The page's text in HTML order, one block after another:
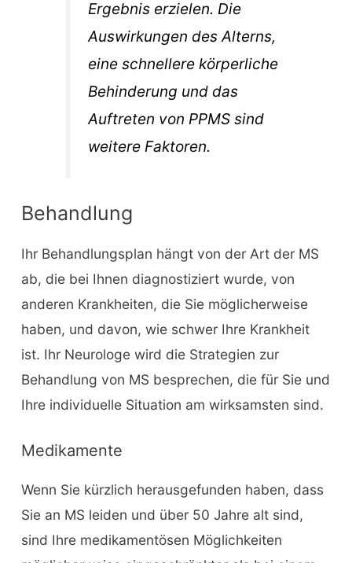
Ergebnis erzielen. Die
Auswirkungen des Alterns,
eine schnellere körperliche
Behinderung und das
Auftreten von PPMS sind
weitere Faktoren.
Behandlung
Ihr Behandlungsplan hängt von der Art der MS
ab, die bei Ihnen diagnostiziert wurde, von
anderen Krankheiten, die Sie möglicherweise
haben, und davon, wie schwer Ihre Krankheit
ist. Ihr Neurologe wird die Strategien zur
Behandlung von MS besprechen, die für Sie und
Ihre individuelle Situation am wirksamsten sind.
Medikamente
Wenn Sie kürzlich herausgefunden haben, dass
Sie an MS leiden und über 50 Jahre alt sind,
sind Ihre medikamentösen Möglichkeiten